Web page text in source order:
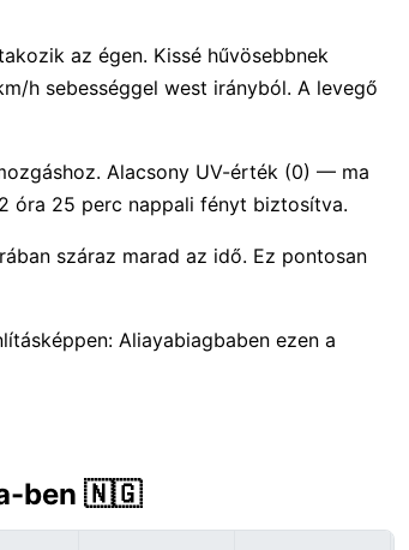
az égen. Kissé hűvösebbnek
h sebességgel west irányból. A levegő
Alacsony UV-érték (0) — ma
óra 25 perc nappali fényt biztosítva.
száraz marad az idő. Ez pontosan
Aliayabiagbaben ezen a
ben 🇳🇬